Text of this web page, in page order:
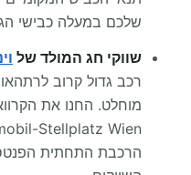
שלכם במעלה כבישי
שווקי חג המולד של
מוחלט. החנו את